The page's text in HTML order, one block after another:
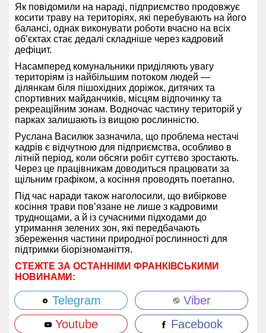
Як повідомили на нараді, підприємство продовжує
косити траву на територіях, які перебувають на його
балансі, однак виконувати роботи вчасно на всіх
об’єктах стає дедалі складніше через кадровий
дефіцит.
Насамперед комунальники приділяють увагу
територіям із найбільшим потоком людей —
ділянкам біля пішохідних доріжок, дитячих та
спортивних майданчиків, місцям відпочинку та
рекреаційним зонам. Водночас частину територій у
парках залишають із вищою рослинністю.
Руслана Василюк зазначила, що проблема нестачі
кадрів є відчутною для підприємства, особливо в
літній період, коли обсяги робіт суттєво зростають.
Через це працівникам доводиться працювати за
щільним графіком, а косіння проводять поетапно.
Під час наради також наголосили, що вибіркове
косіння трави пов’язане не лише з кадровими
труднощами, а й із сучасними підходами до
утримання зелених зон, які передбачають
збереження частини природної рослинності для
підтримки біорізноманіття.
СТЕЖТЕ ЗА ОСТАННІМИ ФРАНКІВСЬКИМИ
НОВИНАМИ:
Telegram
Viber
Youtube
Facebook